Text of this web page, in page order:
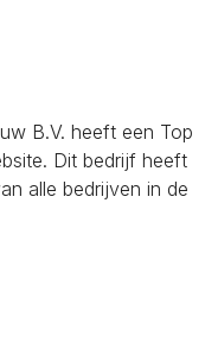
B.V. heeft een Top
Dit bedrijf heeft
alle bedrijven in de